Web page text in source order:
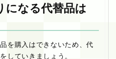
になる代替品は
を購入はできないため、代
していきましょう。